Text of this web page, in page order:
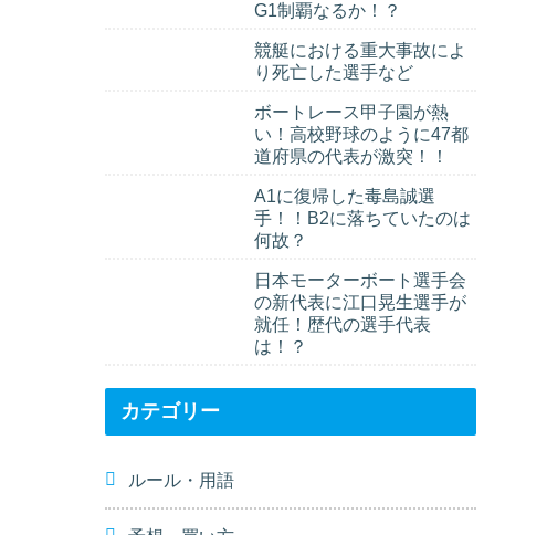
G1制覇なるか！？
競艇における重大事故によ
り死亡した選手など
ボートレース甲子園が熱
い！高校野球のように47都
道府県の代表が激突！！
A1に復帰した毒島誠選
手！！B2に落ちていたのは
何故？
日本モーターボート選手会
の新代表に江口晃生選手が
就任！歴代の選手代表
は！？
カテゴリー
ルール・用語